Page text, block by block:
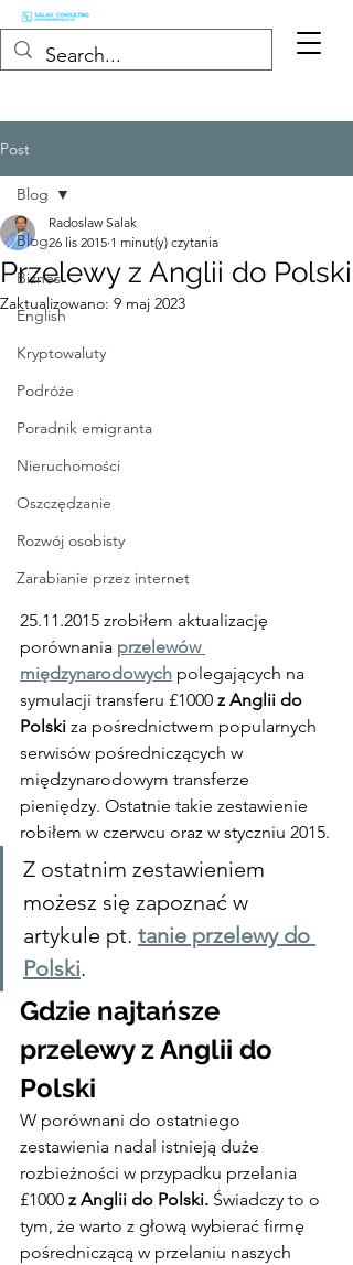
Post
Blog
Biznes
English
Kryptowaluty
Podróże
Poradnik emigranta
Nieruchomości
Oszczędzanie
Rozwój osobisty
Zarabianie przez internet
Blog
Przelewy z Anglii do Polski
Radoslaw Salak
26 lis 2015 1 minut(y) czytania
Zaktualizowano: 9 maj 2023
25.11.2015 zrobiłem aktualizację
porównania przelewów
międzynarodowych polegających na
symulacji transferu £1000 z Anglii do
Polski za pośrednictwem popularnych
serwisów pośredniczących w
międzynarodowym transferze
pieniędzy. Ostatnie takie zestawienie
robiłem w czerwcu oraz w styczniu 2015.
Z ostatnim zestawieniem
możesz się zapoznać w
artykule pt. tanie przelewy do
Polski.
Gdzie najtańsze
przelewy z Anglii do
Polski
W porównani do ostatniego
zestawienia nadal istnieją duże
rozbieżności w przypadku przelania
£1000 z Anglii do Polski. Świadczy to o
tym, że warto z głową wybierać firmę
pośredniczącą w przelaniu naszych